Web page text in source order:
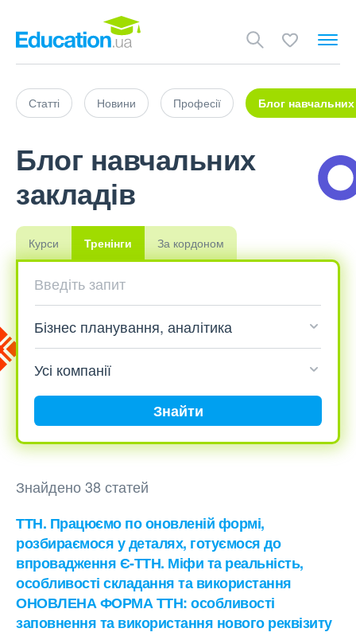
Статті Новини Професії Блог навчальних
Блог навчальних
закладів
Курси Тренінги За кордоном
Знайти
Знайдено 38 статей
ТТН. Працюємо по оновленій формі,
розбираємося у деталях, готуємося до
впровадження Є-ТТН. Міфи та реальність,
особливості складання та використання
ОНОВЛЕНА ФОРМА ТТН: особливості
заповнення та використання нового реквізиту